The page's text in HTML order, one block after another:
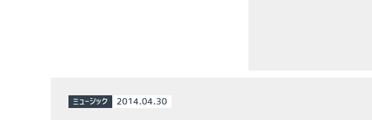
ミュージック 2014.04.30